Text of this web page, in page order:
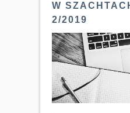
W
2/2019